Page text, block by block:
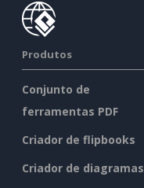
Produtos
Conjunto de
ferramentas PDF
Criador de flipbooks
Criador de diagramas